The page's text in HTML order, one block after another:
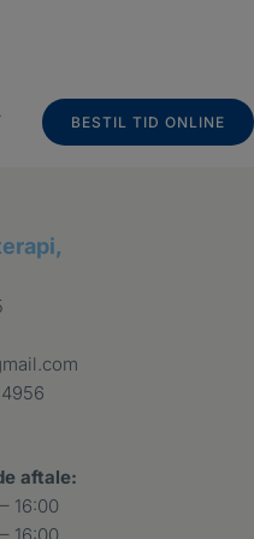
BESTIL TID ONLINE
aftale:
16:00